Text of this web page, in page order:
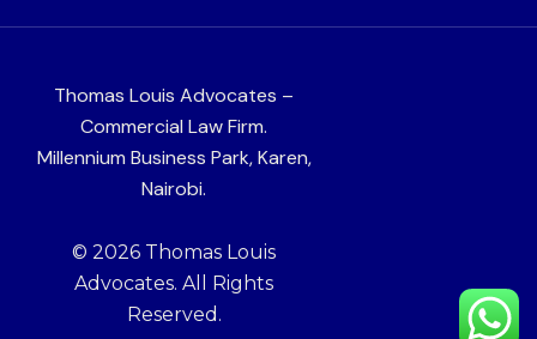
Thomas Louis Advocates –
Commercial Law Firm.
Millennium Business Park, Karen,
Nairobi.
© 2026 Thomas Louis
Advocates. All Rights
Reserved.